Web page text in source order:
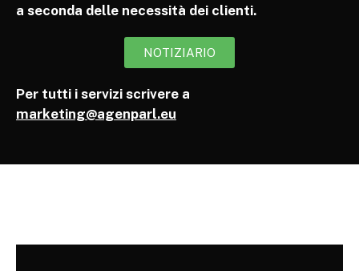
a seconda delle necessità dei clienti.
NOTIZIARIO
Per tutti i servizi scrivere a
marketing@agenparl.eu